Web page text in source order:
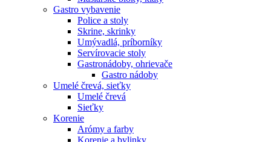
Gastro vybavenie
Police a stoly
Skrine, skrinky
Umývadlá, príborníky
Servírovacie stoly
Gastronádoby, ohrievače
Gastro nádoby
Umelé črevá, sieťky
Umelé črevá
Sieťky
Korenie
Arómy a farby
Korenie a bylinky